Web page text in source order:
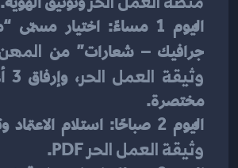
جرافيك – شعارات” من
وثيقة العمل الحر
مختصرة.
اليوم 2 صباحًا: استلام الاعتماد وتنزيل
وثيقة العمل الحر PDF.